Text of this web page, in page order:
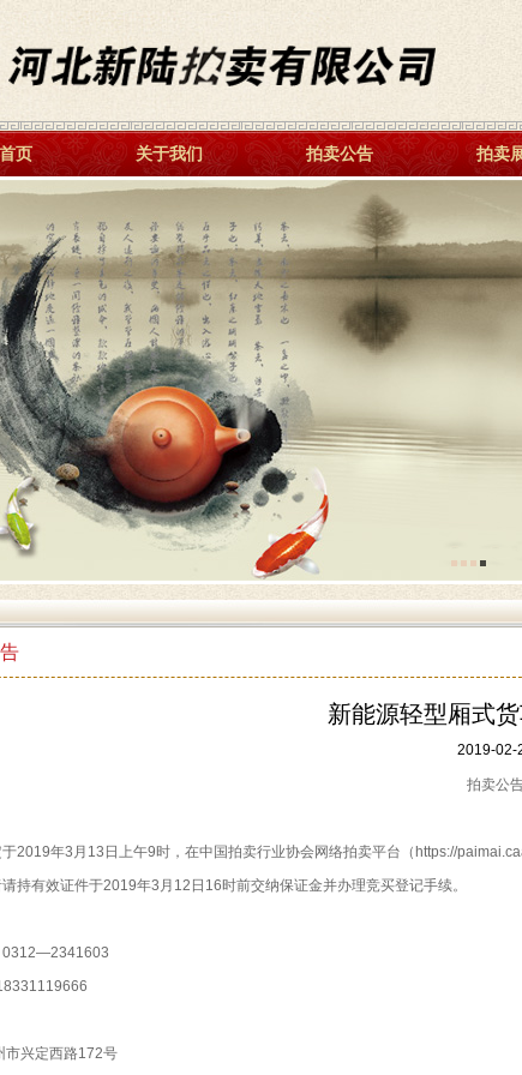
页 关于我们 拍卖公告 拍卖
新能源轻型厢式
2019-02-
拍卖公
2019年3月13日上午9时，在中国拍卖行业协会网络拍卖平台（https://
持有效证件于2019年3月12日16时前交纳保证金并办理竞买登记手续。
0312—2341603
市兴定西路172号